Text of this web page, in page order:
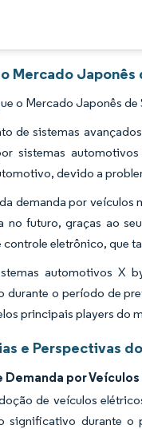
Mercado
o Mercado Japonês
de sistemas
sistemas
devido a
demanda por veículos
no futuro, graças ao
controle eletrônico, que
automotivos X
durante o período de
principais players do
e Perspectivas
Demanda por
de veículos
significativo durante o